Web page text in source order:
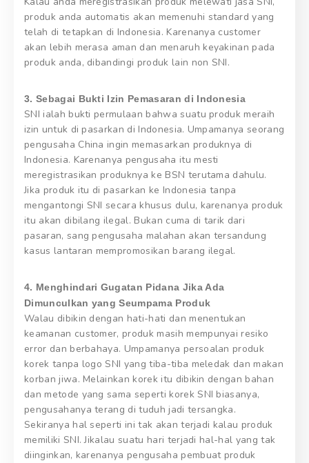
produk anda automatis akan memenuhi standard yang
telah di tetapkan di Indonesia. Karenanya customer
akan lebih merasa aman dan menaruh keyakinan pada
produk anda, dibandingi produk lain non SNI.
3. Sebagai Bukti Izin Pemasaran di Indonesia
SNI ialah bukti permulaan bahwa suatu produk meraih
izin untuk di pasarkan di Indonesia. Umpamanya seorang
pengusaha China ingin memasarkan produknya di
Indonesia. Karenanya pengusaha itu mesti
meregistrasikan produknya ke BSN terutama dahulu.
Jika produk itu di pasarkan ke Indonesia tanpa
mengantongi SNI secara khusus dulu, karenanya produk
itu akan dibilang ilegal. Bukan cuma di tarik dari
pasaran, sang pengusaha malahan akan tersandung
kasus lantaran mempromosikan barang ilegal.
4. Menghindari Gugatan Pidana Jika Ada
Dimunculkan yang Seumpama Produk
Walau dibikin dengan hati-hati dan menentukan
keamanan customer, produk masih mempunyai resiko
error dan berbahaya. Umpamanya persoalan produk
korek tanpa logo SNI yang tiba-tiba meledak dan makan
korban jiwa. Melainkan korek itu dibikin dengan bahan
dan metode yang sama seperti korek SNI biasanya,
pengusahanya terang di tuduh jadi tersangka.
Sekiranya hal seperti ini tak akan terjadi kalau produk
memiliki SNI. Jikalau suatu hari terjadi hal-hal yang tak
diinginkan, karenanya pengusaha pembuat produk